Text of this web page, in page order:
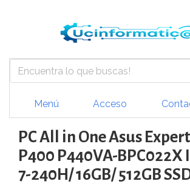
Menú Acceso
PC All in One Asus
P400 P440VA-BPC022X
7-240H/ 16GB/ 512GB